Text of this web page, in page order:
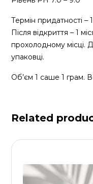
Термін придатності –
Після відкриття – 1
прохолодному місці.
упаковці.
Об’єм 1 саше 1 грам.
Related